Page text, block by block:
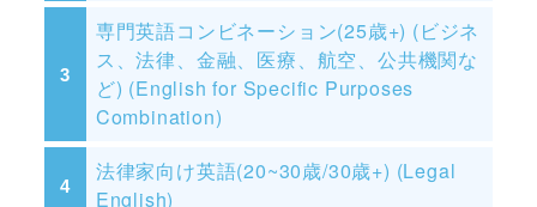
専門英語コンビネーション(25歳+) (ビジネ
ス、法律、金融、医療、航空、公共機関な
ど) (English for Specific Purposes
Combination)
法律家向け英語(20~30歳/30歳+) (Legal
English)